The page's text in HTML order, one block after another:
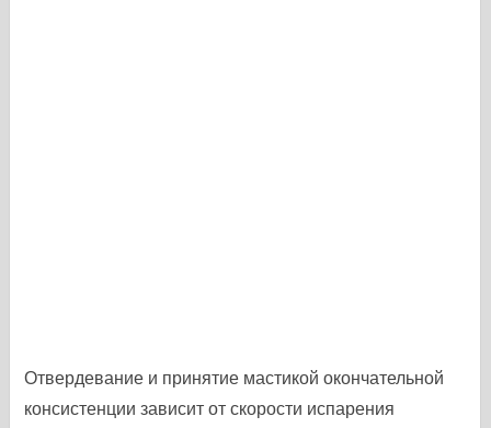
Отвердевание и принятие мастикой окончательной
консистенции зависит от скорости испарения